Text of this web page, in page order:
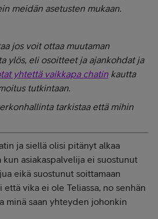
meidän asetusten mukaan.
jos voit ottaa muutaman
ylös, eli osoitteet ja ajankohdat ja
yhtettä vaikkapa chatinkautta
tutkintaan.
tarkistaa että mihin
ja siellä olisi pitänyt alkaa
kun asiakaspalvelija ei suostunut
eikä suostunut soittamaan
vika ei ole Teliassa, no senhän
minä saan yhteyden johonkin